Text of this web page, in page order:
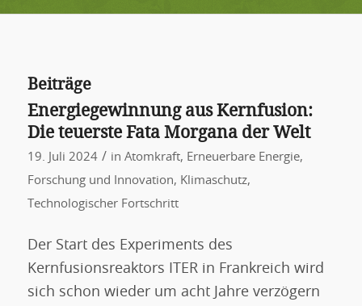
Beiträge
Energiegewinnung aus Kernfusion:
Die teuerste Fata Morgana der Welt
19. Juli 2024 / in Atomkraft, Erneuerbare Energie,
Forschung und Innovation, Klimaschutz,
Technologischer Fortschritt
Der Start des Experiments des
Kernfusionsreaktors ITER in Frankreich wird
sich schon wieder um acht Jahre verzögern